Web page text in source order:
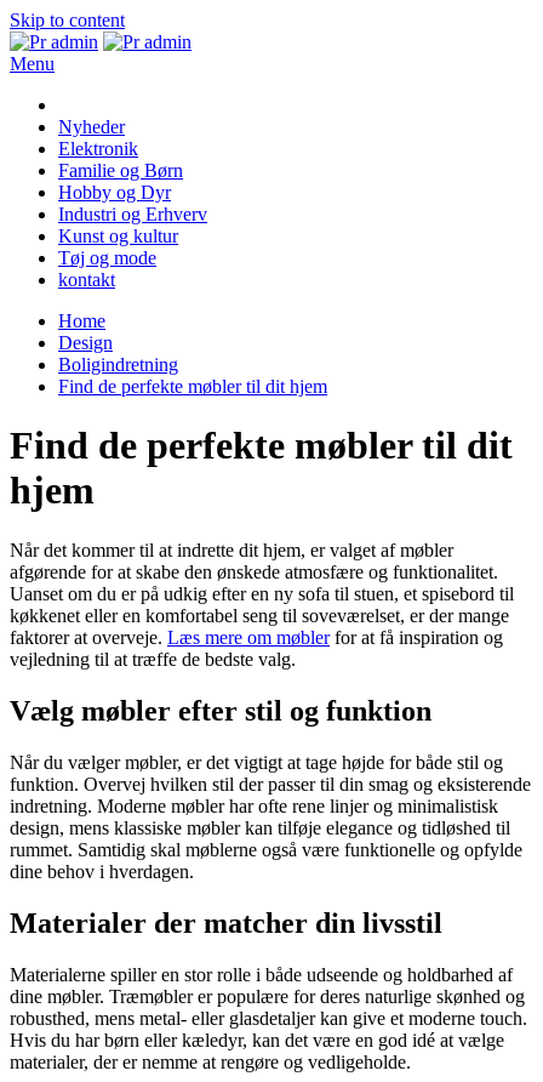
Skip to content
Menu
Nyheder
Elektronik
Familie og Børn
Hobby og Dyr
Industri og Erhverv
Kunst og kultur
Tøj og mode
kontakt
Home
Design
Boligindretning
Find de perfekte møbler til dit hjem
Find de perfekte møbler til dit
hjem
Når det kommer til at indrette dit hjem, er valget af møbler
afgørende for at skabe den ønskede atmosfære og funktionalitet.
Uanset om du er på udkig efter en ny sofa til stuen, et spisebord til
køkkenet eller en komfortabel seng til soveværelset, er der mange
faktorer at overveje. Læs mere om møblerfor at få inspiration og
vejledning til at træffe de bedste valg.
Vælg møbler efter stil og funktion
Når du vælger møbler, er det vigtigt at tage højde for både stil og
funktion. Overvej hvilken stil der passer til din smag og eksisterende
indretning. Moderne møbler har ofte rene linjer og minimalistisk
design, mens klassiske møbler kan tilføje elegance og tidløshed til
rummet. Samtidig skal møblerne også være funktionelle og opfylde
dine behov i hverdagen.
Materialer der matcher din livsstil
Materialerne spiller en stor rolle i både udseende og holdbarhed af
dine møbler. Træmøbler er populære for deres naturlige skønhed og
robusthed, mens metal- eller glasdetaljer kan give et moderne touch.
Hvis du har børn eller kæledyr, kan det være en god idé at vælge
materialer, der er nemme at rengøre og vedligeholde.